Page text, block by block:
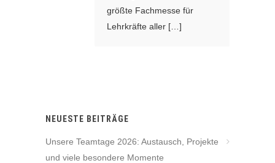
größte Fachmesse für
Lehrkräfte aller […]
NEUESTE BEITRÄGE
Unsere Teamtage 2026: Austausch, Projekte
und viele besondere Momente